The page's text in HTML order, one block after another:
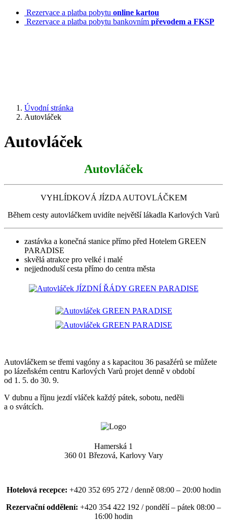
Rezervace a platba pobytu online kartou
Rezervace a platba pobytu bankovním převodem a FKSP
Úvodní stránka
Autovláček
Autovláček
Autovláček
VYHLÍDKOVÁ JÍZDA AUTOVLÁČKEM
Během cesty autovláčkem uvidíte největší lákadla Karlových Varů
zastávka a konečná stanice přímo před Hotelem GREEN
PARADISE
skvělá atrakce pro velké i malé
nejjednoduší cesta přímo do centra města
Autovláčkem se třemi vagóny a s kapacitou 36 pasažérů se můžete
po lázeňském centru Karlových Varů projet denně v období
od 1. 5. do 30. 9.
V dubnu a říjnu jezdí vláček každý pátek, sobotu, neděli
a o svátcích.
Hamerská 1
360 01 Březová, Karlovy Vary
Hotelová recepce: +420 352 695 272 / denně 08:00 – 20:00 hodin
Rezervační oddělení: +420 354 422 192 / pondělí – pátek 08:00 –
16:00 hodin